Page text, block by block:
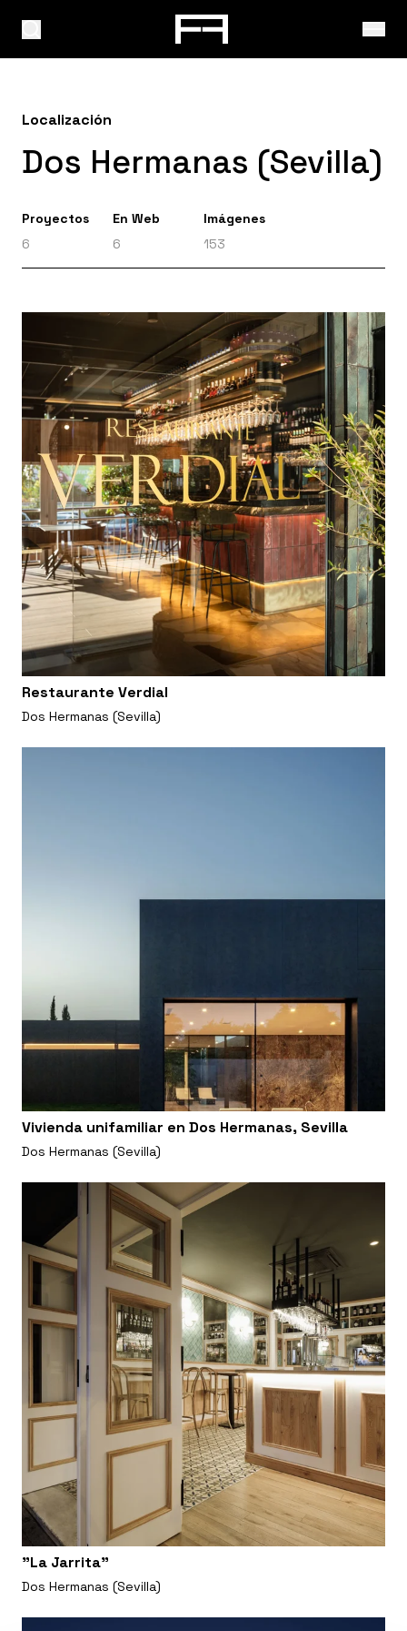
Localización
Dos Hermanas (Sevilla)
Proyectos
6
En Web
6
Imágenes
153
Restaurante Verdial
Dos Hermanas (Sevilla)
Vivienda unifamiliar en Dos Hermanas, Sevilla
Dos Hermanas (Sevilla)
"La Jarrita"
Dos Hermanas (Sevilla)